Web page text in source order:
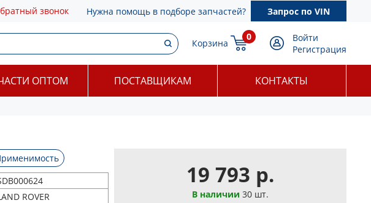
звонок Нужна помощь в подборе запчастей? Запрос по VIN
Корзина
0
Войти
Регистрация
ОПТОМ ПОСТАВЩИКАМ КОНТАКТЫ
ROVER
19 793 р.
В наличии 30 шт.